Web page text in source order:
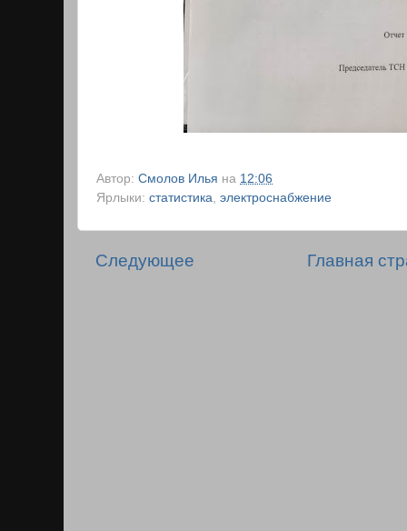
Автор: Смолов Илья на 12:06
Ярлыки: статистика электроснабжение
Следующее Главная